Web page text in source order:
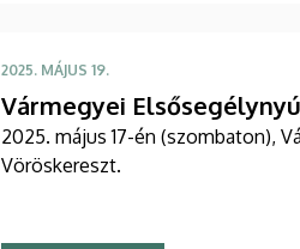
2025. MÁJUS 19.
Vármegyei
2025. május 17-én (szombaton),
Vöröskereszt.